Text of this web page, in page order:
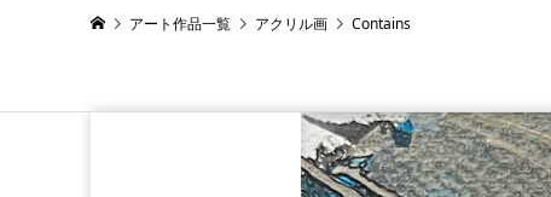
アート作品一覧 アクリル画 Contains